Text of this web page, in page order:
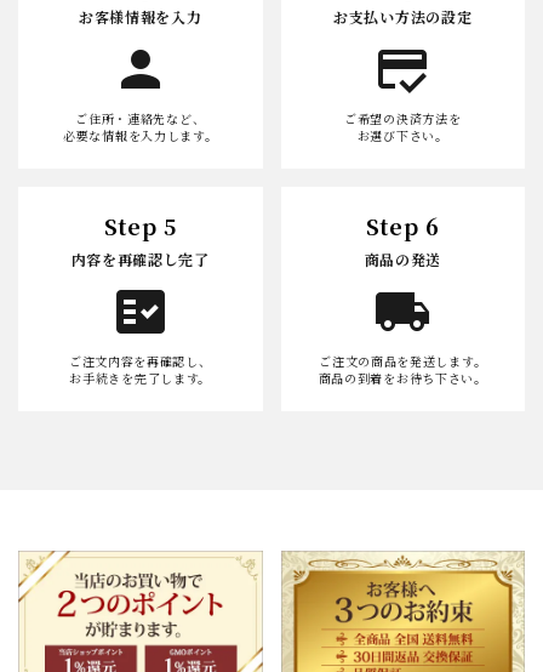
お客様情報を入力
person
ご住所・連絡先など、
必要な情報を入力します。
お支払い方法の設定
credit_score
ご希望の決済方法を
お選び下さい。
Step 5
内容を再確認し完了
fact_check
ご注文内容を再確認し、
お手続きを完了します。
Step 6
商品の発送
local_shipping
ご注文の商品を発送します。
商品の到着をお待ち下さい。